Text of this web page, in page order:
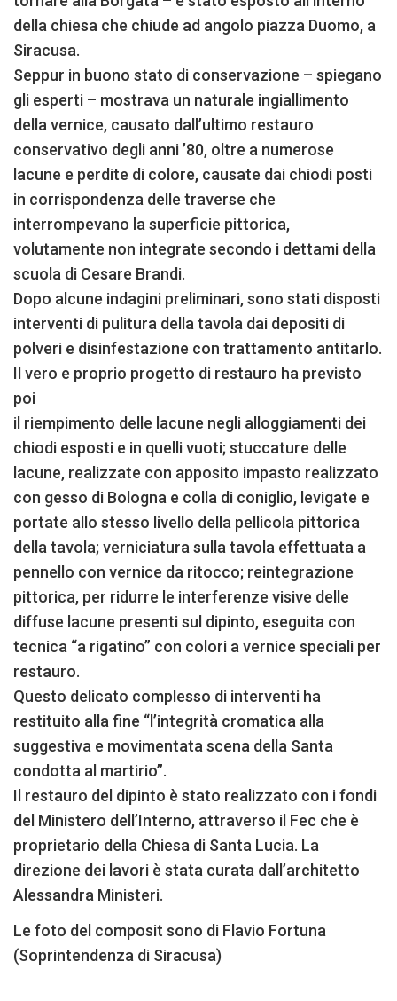
della chiesa che chiude ad angolo piazza Duomo, a
Siracusa.
Seppur in buono stato di conservazione – spiegano
gli esperti – mostrava un naturale ingiallimento
della vernice, causato dall’ultimo restauro
conservativo degli anni ’80, oltre a numerose
lacune e perdite di colore, causate dai chiodi posti
in corrispondenza delle traverse che
interrompevano la superficie pittorica,
volutamente non integrate secondo i dettami della
scuola di Cesare Brandi.
Dopo alcune indagini preliminari, sono stati disposti
interventi di pulitura della tavola dai depositi di
polveri e disinfestazione con trattamento antitarlo.
Il vero e proprio progetto di restauro ha previsto
poi
il riempimento delle lacune negli alloggiamenti dei
chiodi esposti e in quelli vuoti; stuccature delle
lacune, realizzate con apposito impasto realizzato
con gesso di Bologna e colla di coniglio, levigate e
portate allo stesso livello della pellicola pittorica
della tavola; verniciatura sulla tavola effettuata a
pennello con vernice da ritocco; reintegrazione
pittorica, per ridurre le interferenze visive delle
diffuse lacune presenti sul dipinto, eseguita con
tecnica “a rigatino” con colori a vernice speciali per
restauro.
Questo delicato complesso di interventi ha
restituito alla fine “l’integrità cromatica alla
suggestiva e movimentata scena della Santa
condotta al martirio”.
Il restauro del dipinto è stato realizzato con i fondi
del Ministero dell’Interno, attraverso il Fec che è
proprietario della Chiesa di Santa Lucia. La
direzione dei lavori è stata curata dall’architetto
Alessandra Ministeri.
Le foto del composit sono di Flavio Fortuna
(Soprintendenza di Siracusa)